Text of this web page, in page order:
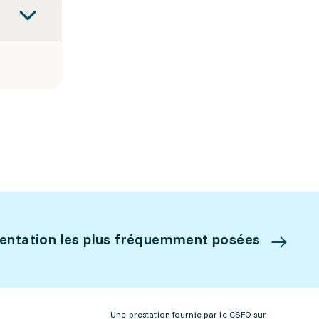
les plus fréquemment posées
Une prestation fournie par le CSFO sur